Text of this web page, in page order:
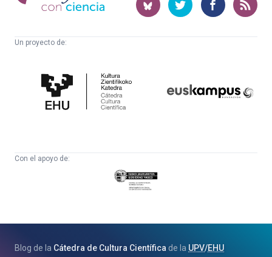
ciencia
Un proyecto de:
Cultura
Científica
Con el apoyo de:
Eusko
Jaurlaritza
eta
Blog de la Cátedra de Cultura Científica de la UPV/EHU